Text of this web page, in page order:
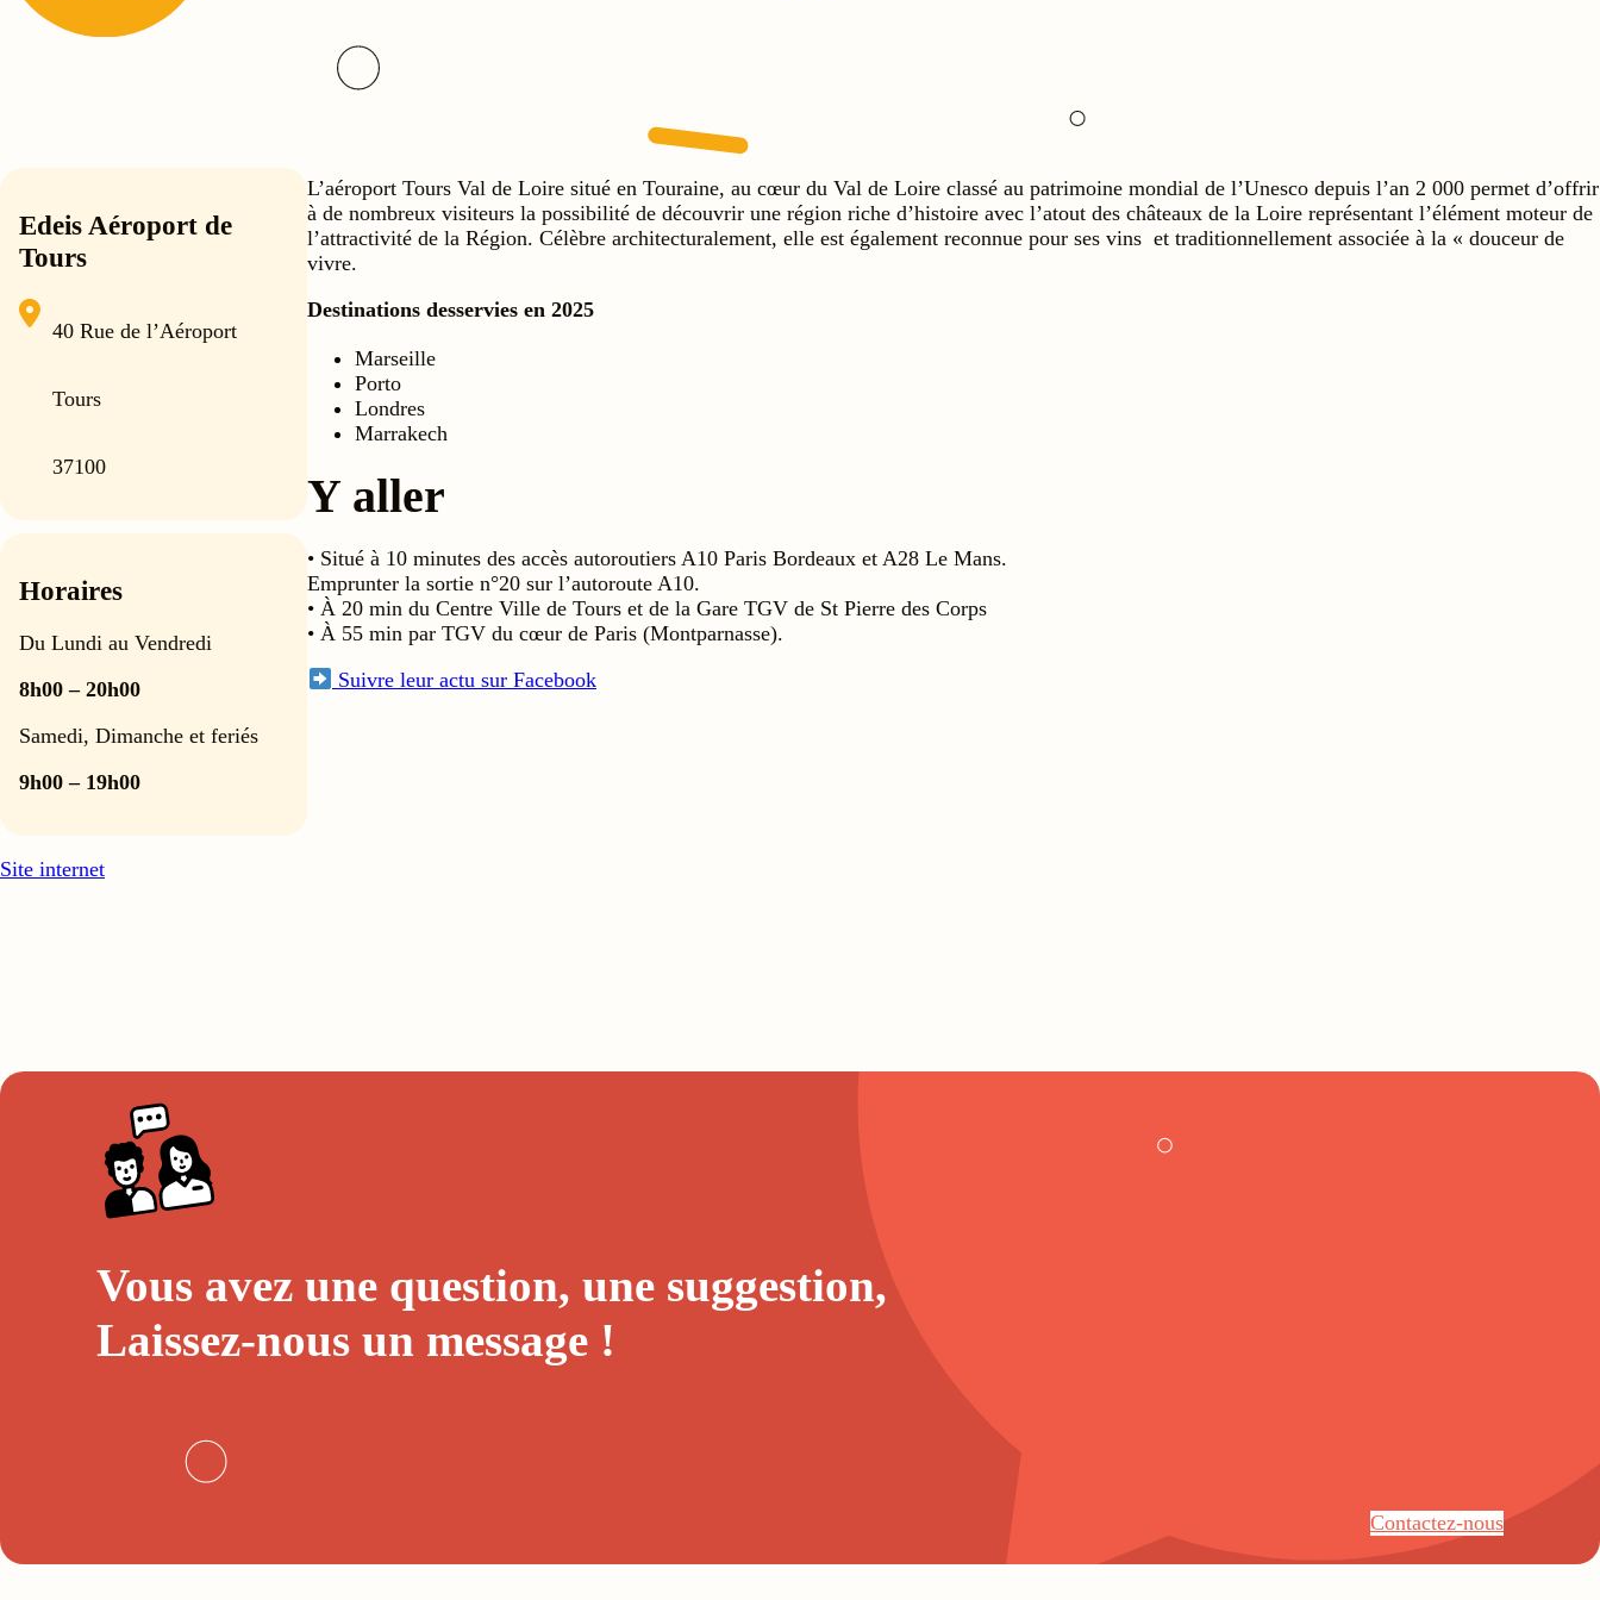
Edeis Aéroport de
Tours
40 Rue de l’Aéroport
Tours
37100
Horaires
Du Lundi au Vendredi
8h00 – 20h00
Samedi, Dimanche et feriés
9h00 – 19h00
Site internet
L’aéroport Tours Val de Loire situé en Touraine, au cœur du Val de Loire classé au patrimoine mondial de l’Unesco depuis l’an 2 000 permet d’offrir
à de nombreux visiteurs la possibilité de découvrir une région riche d’histoire avec l’atout des châteaux de la Loire représentant l’élément moteur de
l’attractivité de la Région. Célèbre architecturalement, elle est également reconnue pour ses vins et traditionnellement associée à la « douceur de
vivre.
Destinations desservies en 2025
Marseille
Porto
Londres
Marrakech
Y aller
• Situé à 10 minutes des accès autoroutiers A10 Paris Bordeaux et A28 Le Mans.
Emprunter la sortie n°20 sur l’autoroute A10.
• À 20 min du Centre Ville de Tours et de la Gare TGV de St Pierre des Corps
• À 55 min par TGV du cœur de Paris (Montparnasse).
Suivre leur actu sur Facebook
Vous avez une question, une suggestion,
Laissez-nous un message!
Contactez-nous